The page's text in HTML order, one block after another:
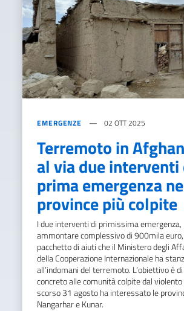
EMERGENZE 02 OTT 2025
Terremoto in
al via due interventi
prima emergenza
province più colpite
I due interventi di primissima emergenza,
ammontare complessivo di 900mila
pacchetto di aiuti che il Ministero degli
della Cooperazione Internazionale ha
all’indomani del terremoto. L’obiettivo è
concreto alle comunità colpite dal
scorso 31 agosto ha interessato le
Nangarhar e Kunar.